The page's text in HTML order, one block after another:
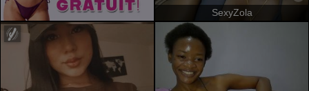
SexyZola